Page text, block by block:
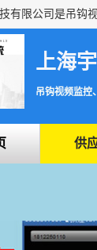
上海
吊钩视频监控
供